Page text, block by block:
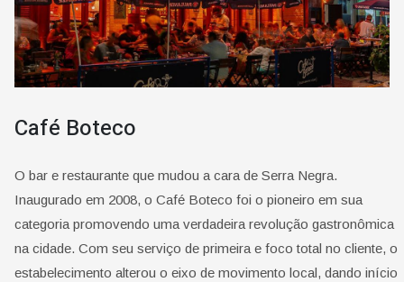
Café Boteco
O bar e restaurante que mudou a cara de Serra Negra.
Inaugurado em 2008, o Café Boteco foi o pioneiro em sua
categoria promovendo uma verdadeira revolução gastronômica
na cidade. Com seu serviço de primeira e foco total no cliente, o
estabelecimento alterou o eixo de movimento local, dando início